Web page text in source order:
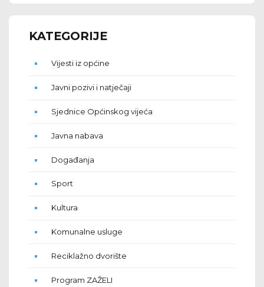
KATEGORIJE
Vijesti iz općine
Javni pozivi i natječaji
Sjednice Općinskog vijeća
Javna nabava
Događanja
Sport
Kultura
Komunalne usluge
Reciklažno dvorište
Program ZAŽELI